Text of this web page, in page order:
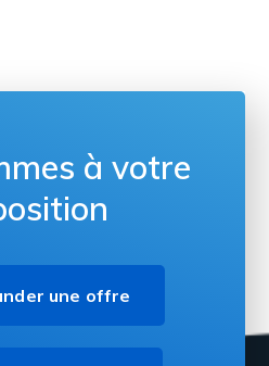
à votre
une offre